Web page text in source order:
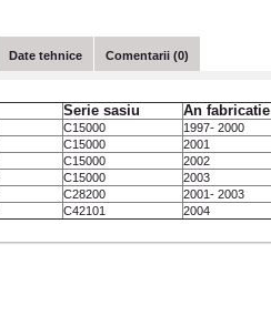
Date tehnice Comentarii (0)
Serie sasiu An fabricatie
C15000 1997- 2000
C15000 2001
C15000 2002
C15000 2003
C28200 2001- 2003
C42101 2004